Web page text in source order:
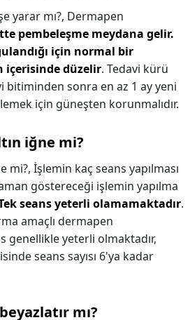
yarar mı?, Dermapen
pembeleşme meydana gelir.
için normal bir
içerisinde düzelir. Tedavi kürü
bitiminden sonra en az 1 ay yeni
için güneşten korunmalıdır.
iğne mi?
mi?, İşlemin kaç seans yapılması
göstereceği işlemin yapılma
seans yeterli olamamaktadır.
amaçlı dermapen
genellikle yeterli olmaktadır,
seans sayısı 6'ya kadar
mı?